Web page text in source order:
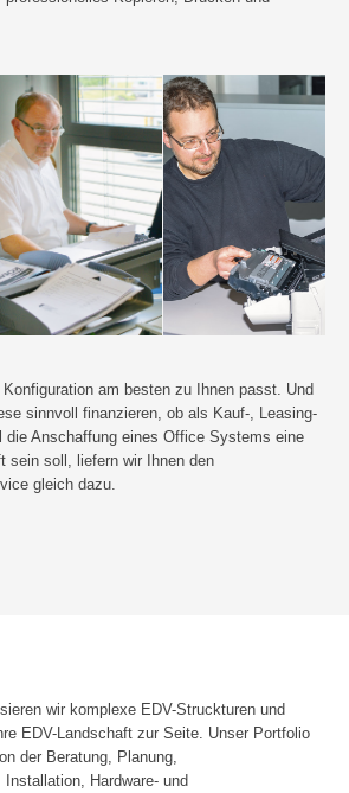
am besten zu Ihnen passt. Und
sinnvoll finanzieren, ob als Kauf-, Leasing-
die Anschaffung eines Office Systems eine
sein soll, liefern wir Ihnen den
gleich dazu.
wir komplexe EDV-Struckturen und
EDV-Landschaft zur Seite. Unser Portfolio
der Beratung, Planung,
Hardware- und